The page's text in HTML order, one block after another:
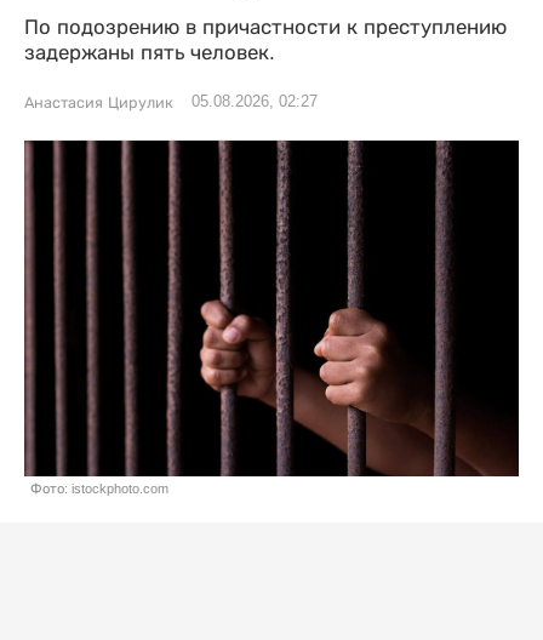
По подозрению в причастности к преступлению
задержаны пять человек.
Анастасия Цирулик 05.08.2026, 02:27
Фото: istockphoto.com